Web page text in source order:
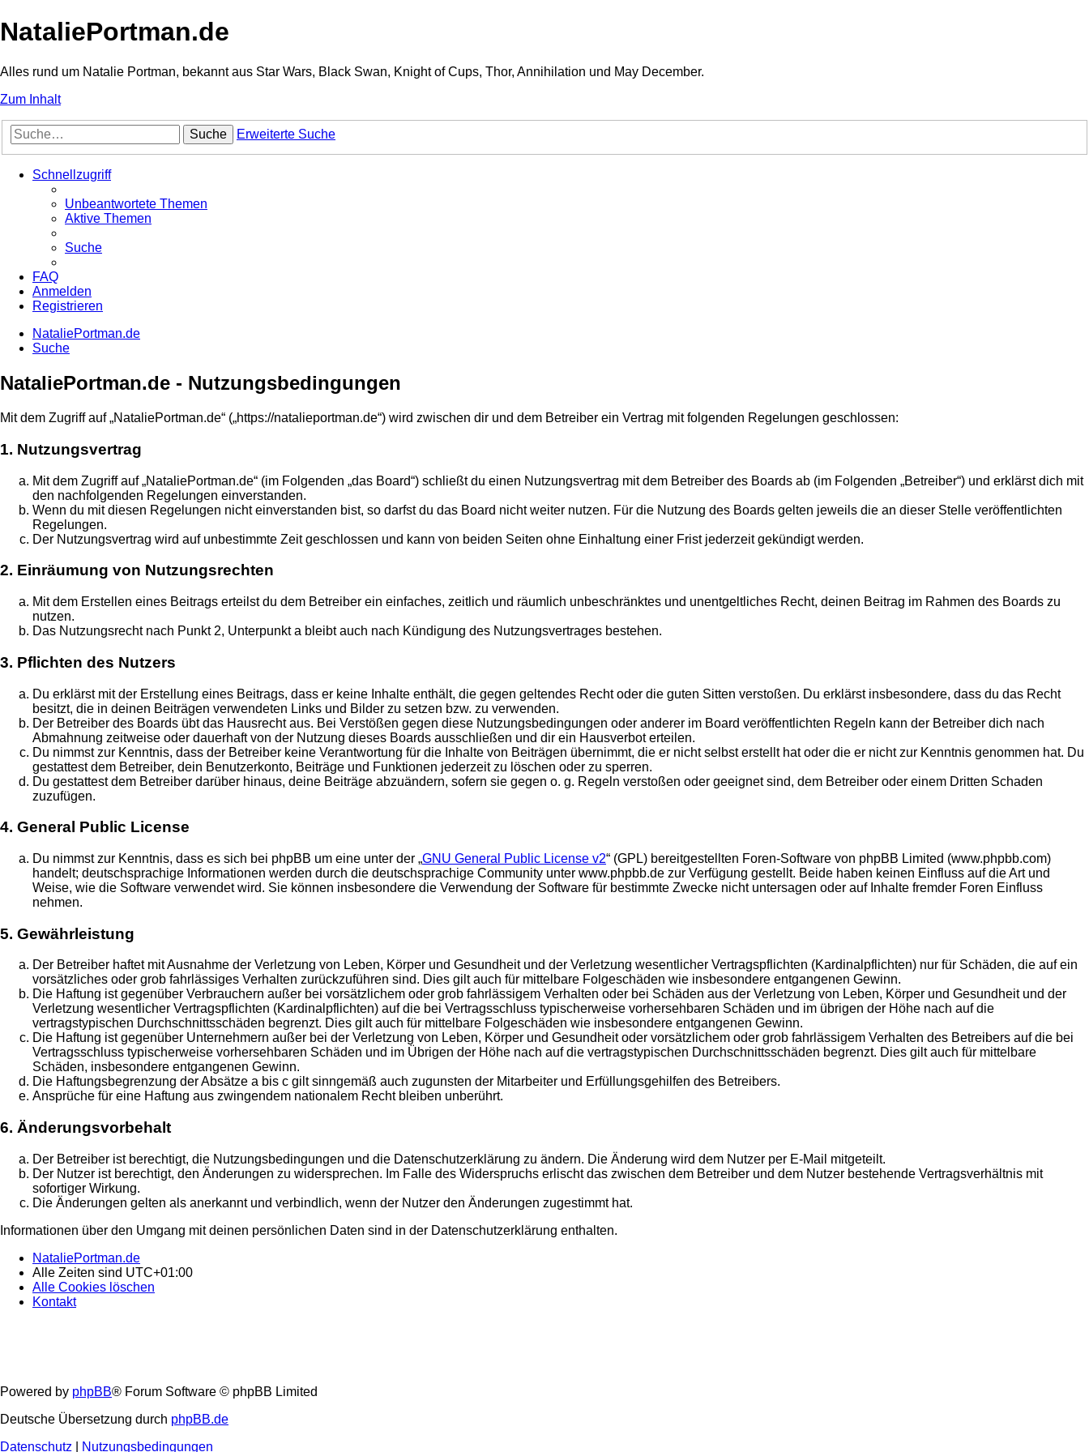
NataliePortman.de
Alles rund um Natalie Portman, bekannt aus Star Wars, Black Swan, Knight of Cups, Thor, Annihilation und May December.
Zum Inhalt
Suche Erweiterte Suche
Schnellzugriff
Unbeantwortete Themen
Aktive Themen
Suche
FAQ
Anmelden
Registrieren
NataliePortman.de
Suche
NataliePortman.de - Nutzungsbedingungen
Mit dem Zugriff auf „NataliePortman.de“ („https://natalieportman.de“) wird zwischen dir und dem Betreiber ein Vertrag mit folgenden Regelungen geschlossen:
1. Nutzungsvertrag
Mit dem Zugriff auf „NataliePortman.de“ (im Folgenden „das Board“) schließt du einen Nutzungsvertrag mit dem Betreiber des Boards ab (im Folgenden „Betreiber“) und erklärst dich mit
den nachfolgenden Regelungen einverstanden.
Wenn du mit diesen Regelungen nicht einverstanden bist, so darfst du das Board nicht weiter nutzen. Für die Nutzung des Boards gelten jeweils die an dieser Stelle veröffentlichten
Regelungen.
Der Nutzungsvertrag wird auf unbestimmte Zeit geschlossen und kann von beiden Seiten ohne Einhaltung einer Frist jederzeit gekündigt werden.
2. Einräumung von Nutzungsrechten
Mit dem Erstellen eines Beitrags erteilst du dem Betreiber ein einfaches, zeitlich und räumlich unbeschränktes und unentgeltliches Recht, deinen Beitrag im Rahmen des Boards zu
nutzen.
Das Nutzungsrecht nach Punkt 2, Unterpunkt a bleibt auch nach Kündigung des Nutzungsvertrages bestehen.
3. Pflichten des Nutzers
Du erklärst mit der Erstellung eines Beitrags, dass er keine Inhalte enthält, die gegen geltendes Recht oder die guten Sitten verstoßen. Du erklärst insbesondere, dass du das Recht
besitzt, die in deinen Beiträgen verwendeten Links und Bilder zu setzen bzw. zu verwenden.
Der Betreiber des Boards übt das Hausrecht aus. Bei Verstößen gegen diese Nutzungsbedingungen oder anderer im Board veröffentlichten Regeln kann der Betreiber dich nach
Abmahnung zeitweise oder dauerhaft von der Nutzung dieses Boards ausschließen und dir ein Hausverbot erteilen.
Du nimmst zur Kenntnis, dass der Betreiber keine Verantwortung für die Inhalte von Beiträgen übernimmt, die er nicht selbst erstellt hat oder die er nicht zur Kenntnis genommen hat. Du
gestattest dem Betreiber, dein Benutzerkonto, Beiträge und Funktionen jederzeit zu löschen oder zu sperren.
Du gestattest dem Betreiber darüber hinaus, deine Beiträge abzuändern, sofern sie gegen o. g. Regeln verstoßen oder geeignet sind, dem Betreiber oder einem Dritten Schaden
zuzufügen.
4. General Public License
Du nimmst zur Kenntnis, dass es sich bei phpBB um eine unter der „GNU General Public License v2“ (GPL) bereitgestellten Foren-Software von phpBB Limited (www.phpbb.com)
handelt; deutschsprachige Informationen werden durch die deutschsprachige Community unter www.phpbb.de zur Verfügung gestellt. Beide haben keinen Einfluss auf die Art und
Weise, wie die Software verwendet wird. Sie können insbesondere die Verwendung der Software für bestimmte Zwecke nicht untersagen oder auf Inhalte fremder Foren Einfluss
nehmen.
5. Gewährleistung
Der Betreiber haftet mit Ausnahme der Verletzung von Leben, Körper und Gesundheit und der Verletzung wesentlicher Vertragspflichten (Kardinalpflichten) nur für Schäden, die auf ein
vorsätzliches oder grob fahrlässiges Verhalten zurückzuführen sind. Dies gilt auch für mittelbare Folgeschäden wie insbesondere entgangenen Gewinn.
Die Haftung ist gegenüber Verbrauchern außer bei vorsätzlichem oder grob fahrlässigem Verhalten oder bei Schäden aus der Verletzung von Leben, Körper und Gesundheit und der
Verletzung wesentlicher Vertragspflichten (Kardinalpflichten) auf die bei Vertragsschluss typischerweise vorhersehbaren Schäden und im übrigen der Höhe nach auf die
vertragstypischen Durchschnittsschäden begrenzt. Dies gilt auch für mittelbare Folgeschäden wie insbesondere entgangenen Gewinn.
Die Haftung ist gegenüber Unternehmern außer bei der Verletzung von Leben, Körper und Gesundheit oder vorsätzlichem oder grob fahrlässigem Verhalten des Betreibers auf die bei
Vertragsschluss typischerweise vorhersehbaren Schäden und im Übrigen der Höhe nach auf die vertragstypischen Durchschnittsschäden begrenzt. Dies gilt auch für mittelbare
Schäden, insbesondere entgangenen Gewinn.
Die Haftungsbegrenzung der Absätze a bis c gilt sinngemäß auch zugunsten der Mitarbeiter und Erfüllungsgehilfen des Betreibers.
Ansprüche für eine Haftung aus zwingendem nationalem Recht bleiben unberührt.
6. Änderungsvorbehalt
Der Betreiber ist berechtigt, die Nutzungsbedingungen und die Datenschutzerklärung zu ändern. Die Änderung wird dem Nutzer per E-Mail mitgeteilt.
Der Nutzer ist berechtigt, den Änderungen zu widersprechen. Im Falle des Widerspruchs erlischt das zwischen dem Betreiber und dem Nutzer bestehende Vertragsverhältnis mit
sofortiger Wirkung.
Die Änderungen gelten als anerkannt und verbindlich, wenn der Nutzer den Änderungen zugestimmt hat.
Informationen über den Umgang mit deinen persönlichen Daten sind in der Datenschutzerklärung enthalten.
NataliePortman.de
Alle Zeiten sind UTC+01:00
Alle Cookies löschen
Kontakt
Powered by phpBB® Forum Software © phpBB Limited
Deutsche Übersetzung durch phpBB.de
Datenschutz
Nutzungsbedingungen